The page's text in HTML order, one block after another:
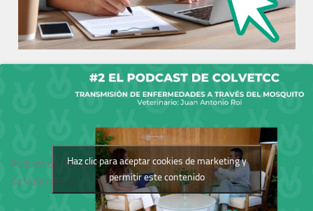
Podcast del Colegio
de Veterinarios
Haz clic para aceptar cookies de marketing y
permitir este contenido